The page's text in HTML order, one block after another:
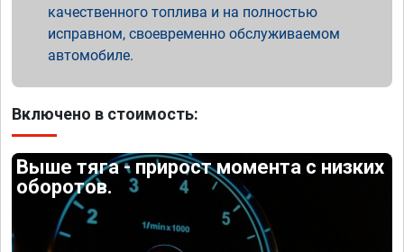
качественного топлива и на полностью
исправном, своевременно обслуживаемом
автомобиле.
Включено в стоимость:
Выше тяга - прирост момента с низких
оборотов.